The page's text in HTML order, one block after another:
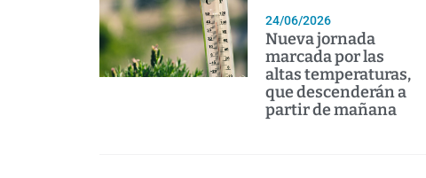
24/06/2026
Nueva jornada
marcada por las
altas temperaturas,
que descenderán a
partir de mañana